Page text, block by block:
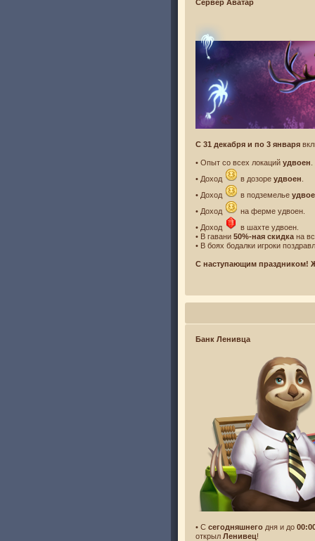
Сервер Аватар
С 31 декабря и по 3 января
• Опыт со всех локаций удвоен
• Доход
в дозоре удвоен
• Доход
в подземелье
• Доход
на ферме удвоен.
• Доход
в шахте удвоен.
• В гавани 50%-ная скидка на
• В боях бодалки игроки
С наступающим праздником!
Банк Ленивца
• С сегодняшнего дня и до
открыл Ленивец!